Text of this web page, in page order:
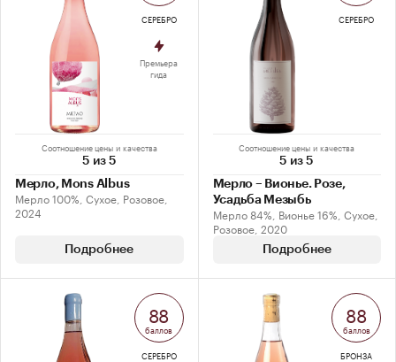
Соотношение цены и качества
5 из 5
Мерло, Mons Albus
Мерло 100%, Сухое, Розовое,
2024
Подробнее
СЕРЕБРО
Премьера
гида
Соотношение цены и качества
5 из 5
Мерло – Вионье. Розе,
Усадьба Мезыбь
Мерло 84%, Вионье 16%, Сухое,
Розовое, 2020
Подробнее
СЕРЕБРО
88
баллов
СЕРЕБРО
88
баллов
БРОНЗА